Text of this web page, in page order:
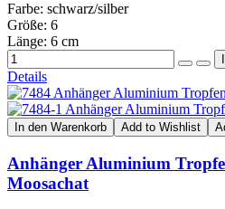
Farbe: schwarz/silber
Größe: 6
Länge: 6 cm
Details
In den Warenkorb Add to Wishlist
Anhänger Aluminium
Moosachat